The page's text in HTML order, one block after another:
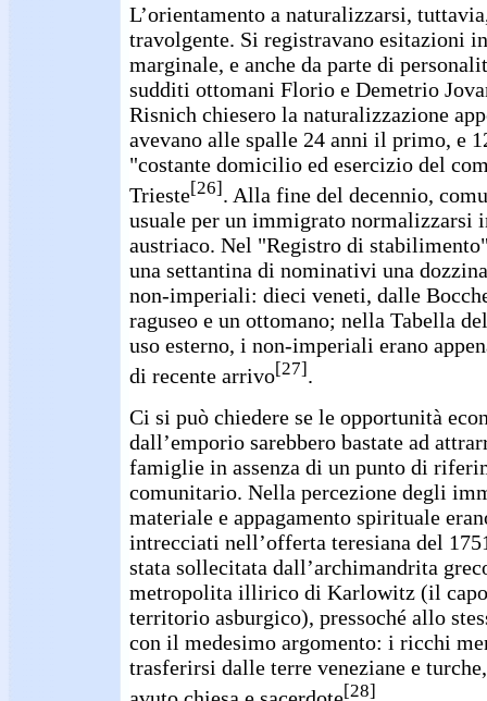
L’orientamento a naturalizzarsi,
travolgente. Si registravano esitazioni
marginale, e anche da parte di
sudditi ottomani Florio e Demetrio
Risnich chiesero la naturalizzazione
avevano alle spalle 24 anni il primo, e
"costante domicilio ed esercizio del
Trieste[26]. Alla fine del decennio,
usuale per un immigrato normalizzarsi
austriaco. Nel "Registro di
una settantina di nominativi una
non-imperiali: dieci veneti, dalle
raguseo e un ottomano; nella Tabella
uso esterno, i non-imperiali erano
di recente arrivo[27]
Ci si può chiedere se le opportunità
dall’emporio sarebbero bastate ad
famiglie in assenza di un punto di
comunitario. Nella percezione degli
materiale e appagamento spirituale
intrecciati nell’offerta teresiana del
stata sollecitata dall’archimandrita
metropolita illirico di Karlowitz (il capo
territorio asburgico), pressoché allo
con il medesimo argomento: i ricchi
trasferirsi dalle terre veneziane e
[28]